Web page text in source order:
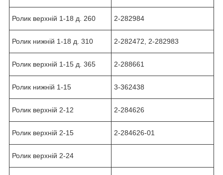
Ролик верхній 1-18 д. 260 2-282984
Ролик нижній 1-18 д. 310 2-282472, 2-282983
Ролик верхній 1-15 д. 365 2-288661
Ролик нижній 1-15 3-362438
Ролик верхній 2-12 2-284626
Ролик верхній 2-15 2-284626-01
Ролик верхній 2-24